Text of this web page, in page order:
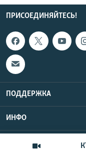
ПРИСОЕДИНЯЙТЕСЬ!
ПОДДЕРЖКА
ИНФО
Copyright
UTC+3